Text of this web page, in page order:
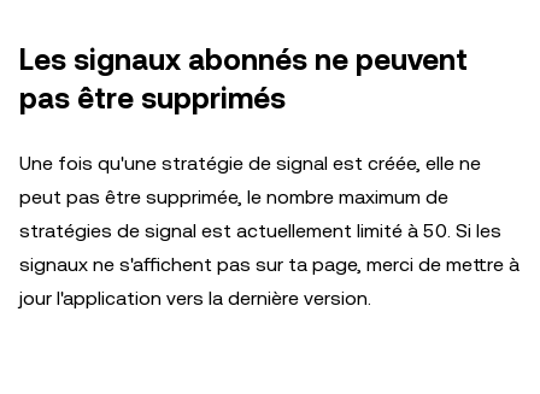
Les signaux abonnés ne peuvent
pas être supprimés
Une fois qu'une stratégie de signal est créée, elle ne
peut pas être supprimée, le nombre maximum de
stratégies de signal est actuellement limité à 50. Si les
signaux ne s'affichent pas sur ta page, merci de mettre à
jour l'application vers la dernière version.